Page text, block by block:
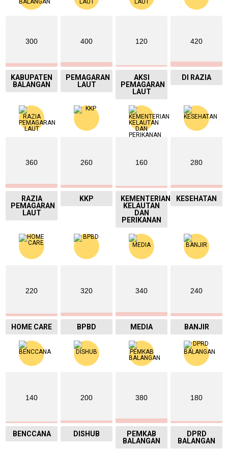
300
KABUPATEN
BALANGAN
400
PEMAGARAN
LAUT
120
AKSI
PEMAGARAN
LAUT
420
DI RAZIA
360
RAZIA
PEMAGARAN
LAUT
260
KKP
160
KEMENTERIAN
KELAUTAN
DAN
PERIKANAN
280
KESEHATAN
220
HOME CARE
320
BPBD
340
MEDIA
240
BANJIR
140
BENCCANA
200
DISHUB
380
PEMKAB
BALANGAN
180
DPRD
BALANGAN